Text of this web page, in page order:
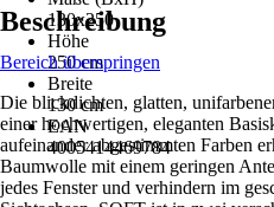
130x250
Höhe
250 cm
Breite
130 cm
EAN
4005414469784
Beschreibung
Bereich überspringen
Die blickdichten, glatten,
einer hochwertigen, eleganten
aufeinander abgestimmten Farben
Baumwolle mit einem geringen
jedes Fenster und verhindern im